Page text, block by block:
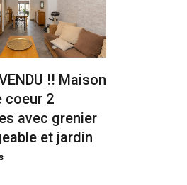
!! Maison
coeur 2
avec grenier
et jardin